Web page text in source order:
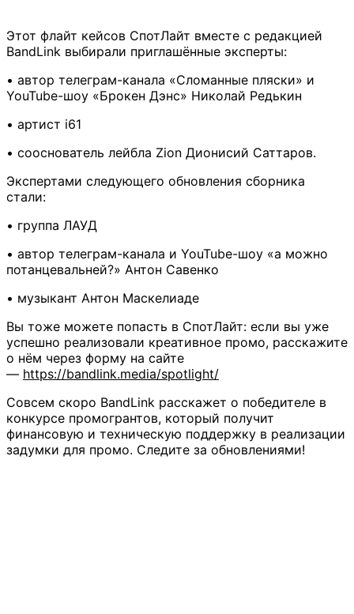
Этот флайт кейсов СпотЛайт вместе с редакцией
BandLink выбирали приглашённые эксперты:
• автор телеграм-канала «Сломанные пляски» и
YouTube-шоу «Брокен Дэнс» Николай Редькин
• артист i61
• сооснователь лейбла Zion Дионисий Саттаров.
Экспертами следующего обновления сборника
стали:
• группа ЛАУД
• автор телеграм-канала и YouTube-шоу «а можно
потанцевальней?» Антон Савенко
• музыкант Антон Маскелиаде
Вы тоже можете попасть в СпотЛайт: если вы уже
успешно реализовали креативное промо, расскажите
о нём через форму на сайте
— https://bandlink.media/spotlight/
Совсем скоро BandLink расскажет о победителе в
конкурсе промогрантов, который получит
финансовую и техническую поддержку в реализации
задумки для промо. Следите за обновлениями!